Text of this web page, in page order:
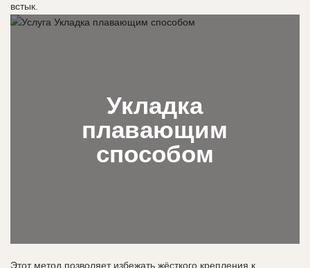
встык.
Укладка
плавающим
способом
Этот метод позволяет избежать жёсткого крепления к